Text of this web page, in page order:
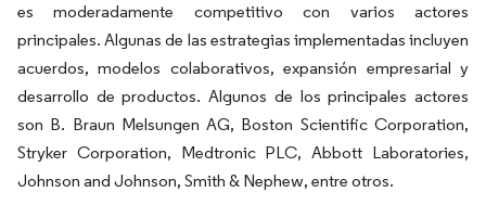
es moderadamente competitivo con varios actores
principales. Algunas de las estrategias implementadas incluyen
acuerdos, modelos colaborativos, expansión empresarial y
desarrollo de productos. Algunos de los principales actores
son B. Braun Melsungen AG, Boston Scientific Corporation,
Stryker Corporation, Medtronic PLC, Abbott Laboratories,
Johnson and Johnson, Smith & Nephew, entre otros.